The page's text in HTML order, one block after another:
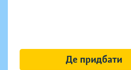
Де придбати